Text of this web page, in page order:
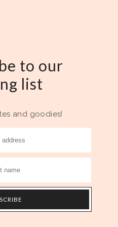
to our
list
and goodies!